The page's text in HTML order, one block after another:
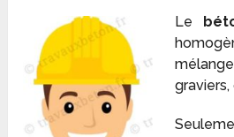
Le
graviers,